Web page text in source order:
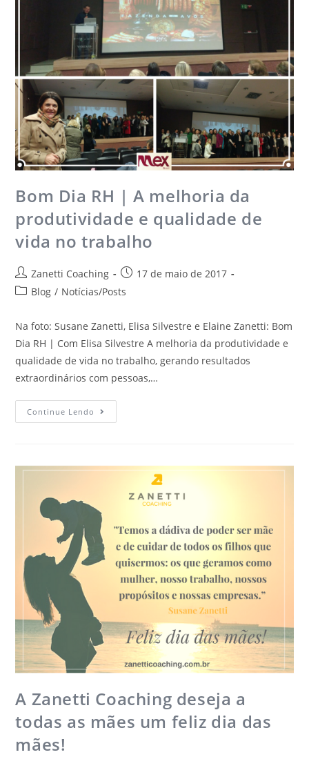
Bom Dia RH | A melhoria da
produtividade e qualidade de
vida no trabalho
Zanetti Coaching
17 de maio de 2017
Blog / Notícias/Posts
Na foto: Susane Zanetti, Elisa Silvestre e Elaine Zanetti: Bom
Dia RH | Com Elisa Silvestre A melhoria da produtividade e
qualidade de vida no trabalho, gerando resultados
extraordinários com pessoas,…
Continue Lendo
A Zanetti Coaching deseja a
todas as mães um feliz dia das
mães!